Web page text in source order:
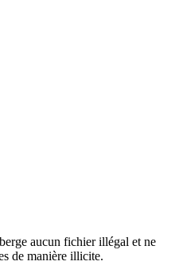
aucun fichier illégal et ne
de manière illicite.